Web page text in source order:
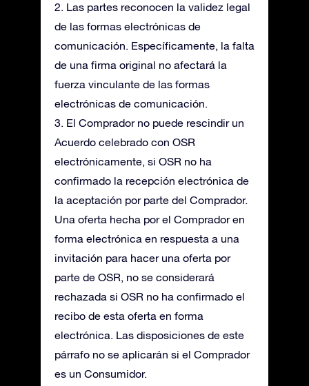
2. Las partes reconocen la validez legal
de las formas electrónicas de
comunicación. Específicamente, la falta
de una firma original no afectará la
fuerza vinculante de las formas
electrónicas de comunicación.
3. El Comprador no puede rescindir un
Acuerdo celebrado con OSR
electrónicamente, si OSR no ha
confirmado la recepción electrónica de
la aceptación por parte del Comprador.
Una oferta hecha por el Comprador en
forma electrónica en respuesta a una
invitación para hacer una oferta por
parte de OSR, no se considerará
rechazada si OSR no ha confirmado el
recibo de esta oferta en forma
electrónica. Las disposiciones de este
párrafo no se aplicarán si el Comprador
es un Consumidor.